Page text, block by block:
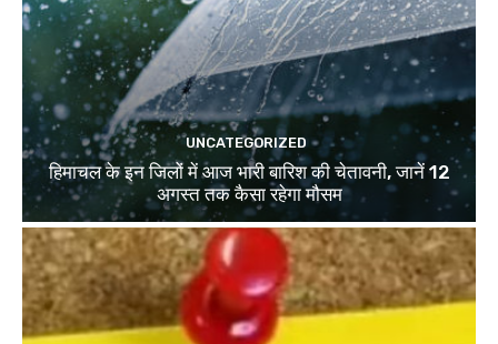
UNCATEGORIZED
हिमाचल के इन जिलों में आज भारी बारिश की चेतावनी, जानें 12
अगस्त तक कैसा रहेगा मौसम